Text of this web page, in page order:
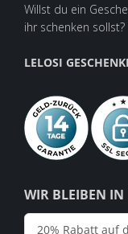
WIR BLEIBEN
Willst du ein
ihr schenken sollst?
LELOSI